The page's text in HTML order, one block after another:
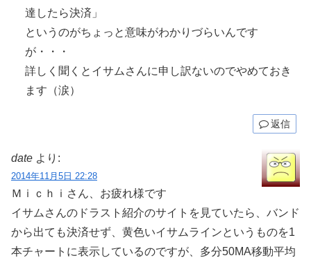
達したら決済」
というのがちょっと意味がわかりづらいんです
が・・・
詳しく聞くとイサムさんに申し訳ないのでやめておき
ます（涙）
返信
date より:
2014年11月5日 22:28
Ｍｉｃｈｉさん、お疲れ様です
イサムさんのドラスト紹介のサイトを見ていたら、バンド
から出ても決済せず、黄色いイサムラインというものを1
本チャートに表示しているのですが、多分50MA移動平均